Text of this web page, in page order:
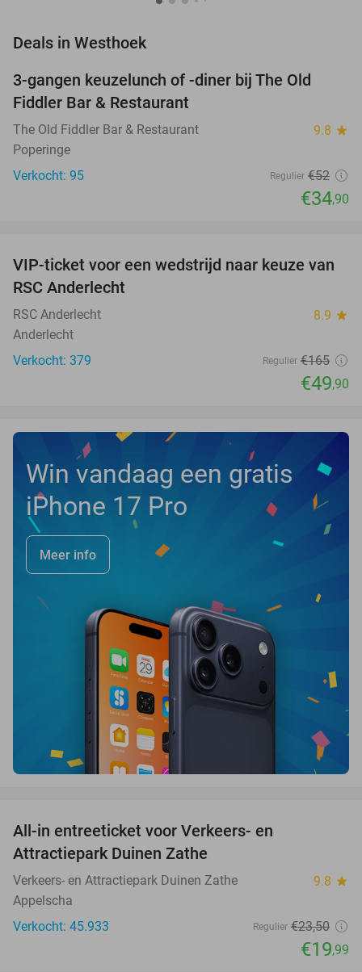
Deals in Westhoek
3-gangen keuzelunch of -diner bij The Old
Fiddler Bar & Restaurant
The Old Fiddler Bar & Restaurant 9.8 star
Poperinge
Verkocht: 95
Regulier €52
€34,90
70%
VIP-ticket voor een wedstrijd naar keuze van
RSC Anderlecht
RSC Anderlecht 8.9 star
Anderlecht
Verkocht: 379
Regulier €165
€49,90
Win vandaag een gratis
iPhone 17 Pro
Meer info
All-in entreeticket voor Verkeers- en
Attractiepark Duinen Zathe
Verkeers- en Attractiepark Duinen Zathe 9.8 star
Appelscha
Verkocht: 45.933
Regulier €23,50
€19,99